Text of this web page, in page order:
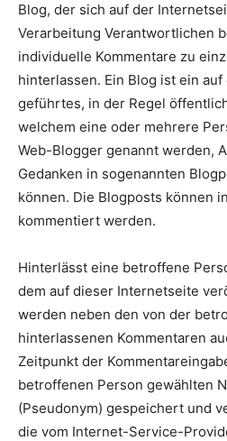
Blog, der sich auf der
Verarbeitung Verantwortlichen
individuelle Kommentare zu
hinterlassen. Ein Blog ist ein
geführtes, in der Regel
welchem eine oder mehrere
Web-Blogger genannt werden,
Gedanken in sogenannten
können. Die Blogposts können
kommentiert werden.
Hinterlässt eine betroffene
dem auf dieser Internetseite
werden neben den von der
hinterlassenen Kommentaren
Zeitpunkt der
betroffenen Person gewählten
(Pseudonym) gespeichert und
die vom Internet-Service-